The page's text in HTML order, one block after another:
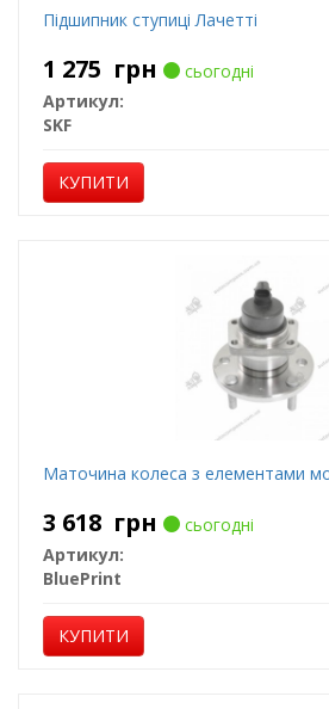
Підшипник ступиці Лачетті
1 275 грн
сьогодні
Артикул:
SKF
КУПИТИ
Маточина колеса з елементами
3 618 грн
сьогодні
Артикул:
BluePrint
КУПИТИ